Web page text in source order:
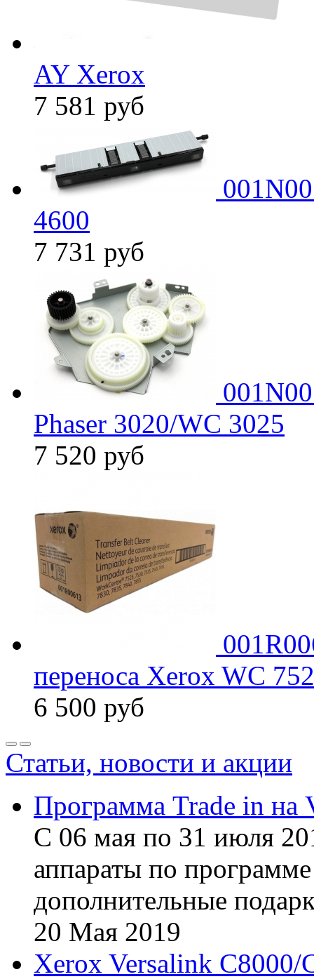
AY Xerox
7 581 руб
4600
7 731 руб
Phaser 3020/WC 3025
7 520 руб
переноса Xerox WC
6 500 руб
Статьи, новости и акции
Программа Trade in на
С 06 мая по 31 июля
аппараты по
дополнительные
20 Мая 2019
Xerox Versalink C8000/